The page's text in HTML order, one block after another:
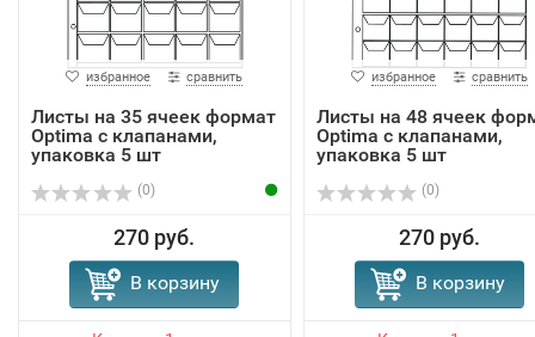
избранное сравнить
Листы на 35 ячеек формат
Optima с клапанами,
упаковка 5 шт
(0)
270 руб.
В корзину
избранное сравнить
Листы на 48 ячеек
Optima с клапанами,
упаковка 5 шт
(0)
270 руб.
В корзину